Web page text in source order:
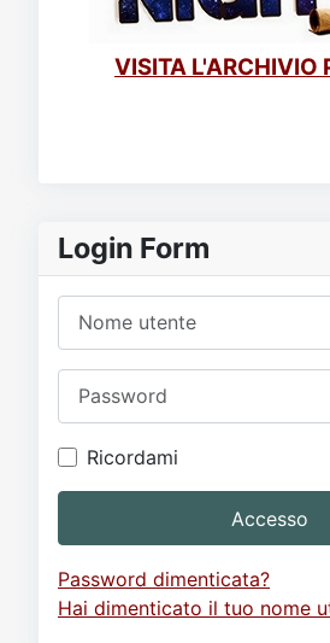
Login Form
Ricordami
Accesso
Password dimenticata?
Hai dimenticato il tuo nome
VISITA L'ARCHIVIO